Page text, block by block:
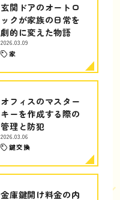
玄関ドアのオートロ
ックが家族の日常を
劇的に変えた物語
2026.03.09
家
オフィスのマスター
キーを作成する際の
管理と防犯
2026.03.06
鍵交換
金庫鍵開け料金の内